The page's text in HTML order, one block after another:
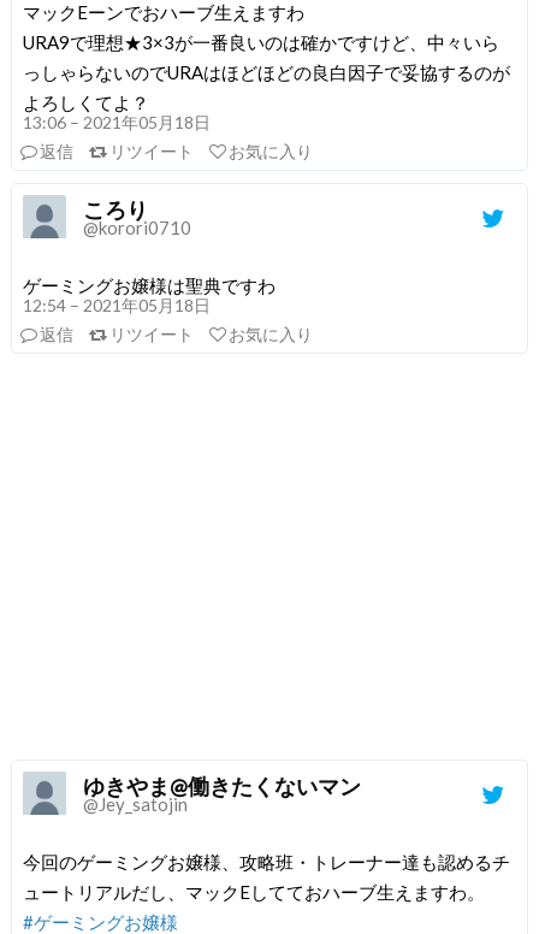
マックEーンでおハーブ生えますわ
URA9で理想★3×3が一番良いのは確かですけど、中々いら
っしゃらないのでURAはほどほどの良白因子で妥協するのが
よろしくてよ？
13:06 – 2021年05月18日
返信
リツイート お気に入り
ころり
@korori0710
ゲーミングお嬢様は聖典ですわ
12:54 – 2021年05月18日
返信
リツイート お気に入り
ゆきやま@働きたくないマン
@Jey_satojin
今回のゲーミングお嬢様、攻略班・トレーナー達も認めるチ
ュートリアルだし、マックEしてておハーブ生えますわ。
#ゲーミングお嬢様